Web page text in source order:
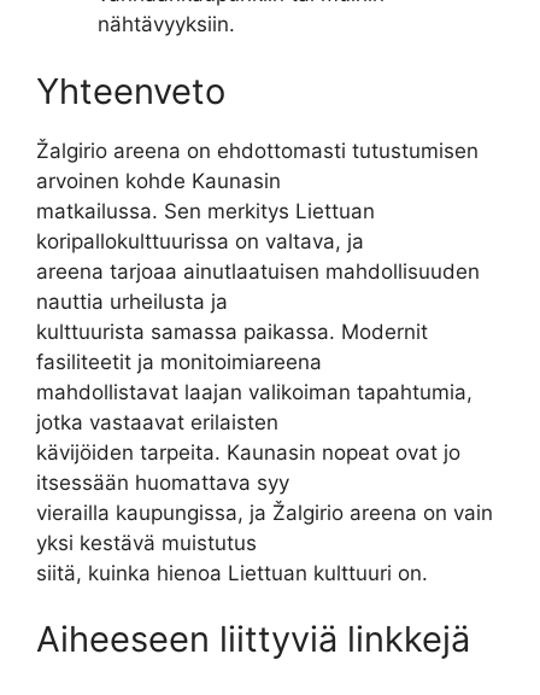
nähtävyyksiin.
Yhteenveto
Žalgirio areena on ehdottomasti tutustumisen
arvoinen kohde Kaunasin
matkailussa. Sen merkitys Liettuan
koripallokulttuurissa on valtava, ja
areena tarjoaa ainutlaatuisen mahdollisuuden
nauttia urheilusta ja
kulttuurista samassa paikassa. Modernit
fasiliteetit ja monitoimiareena
mahdollistavat laajan valikoiman tapahtumia,
jotka vastaavat erilaisten
kävijöiden tarpeita. Kaunasin nopeat ovat jo
itsessään huomattava syy
vierailla kaupungissa, ja Žalgirio areena on vain
yksi kestävä muistutus
siitä, kuinka hienoa Liettuan kulttuuri on.
Aiheeseen liittyviä linkkejä